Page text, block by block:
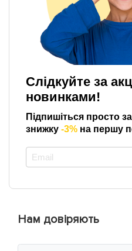
Слідкуйте за
новинками!
Підпишіться просто
знижку -3% на першу
Нам довіряють